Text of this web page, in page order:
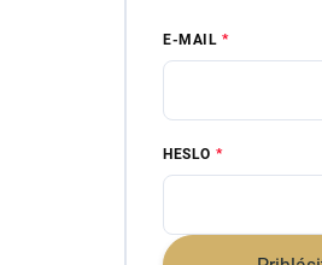
E-MAIL
HESLO